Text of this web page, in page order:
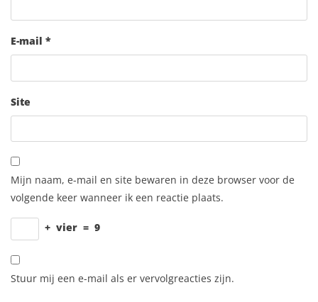
E-mail *
Site
Mijn naam, e-mail en site bewaren in deze browser voor de
volgende keer wanneer ik een reactie plaats.
+ vier = 9
Stuur mij een e-mail als er vervolgreacties zijn.